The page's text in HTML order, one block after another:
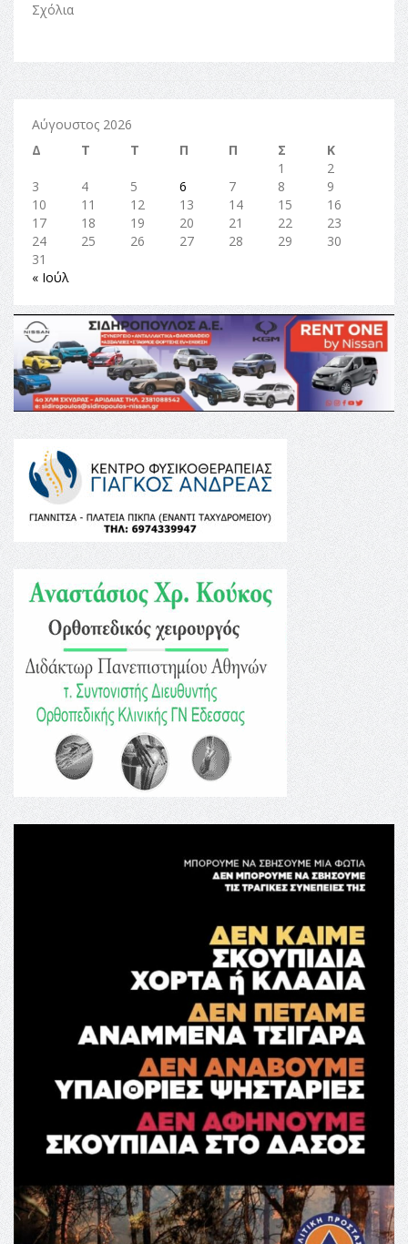
Σχόλια
Αύγουστος 2026
Δ
Τ Τ Π Π Σ
Κ
1
2
3
4 5 6 7 8
9
10
11 12 13 14 15
16
17
18 19 20 21 22
23
24
25 26 27 28 29
30
31
« Ιούλ